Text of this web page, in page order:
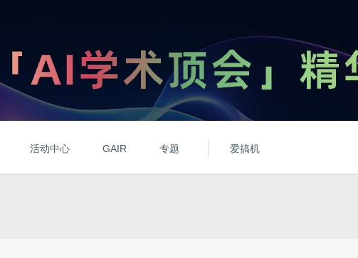
活动中心 GAIR 专题 爱搞机